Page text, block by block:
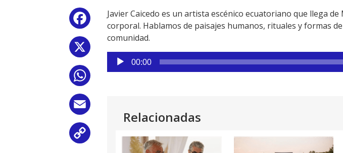
Facebook
Javier Caicedo es un artista escénico ecuatoriano que llega
corporal. Hablamos de paisajes humanos, rituales y formas
comunidad.
Reproductor
de
00:00
Relacionadas